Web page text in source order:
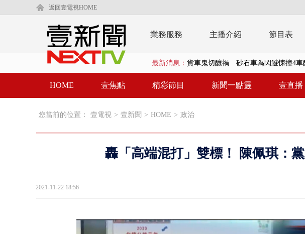
返回壹電視HOME
業務服務 主播介紹 節目表
最新消息： 貨車鬼切釀禍 砂石車為閃避悚撞4車
白海豚逼近...北市「颱風整備假」？
漢光42號演習第二日 防護關鍵基礎
HOME 壹焦點 精彩節目 新聞一點靈 壹直播
您當前的位置： 壹電視 > 壹新聞 > HOME > 政治
轟「高端混打」雙標！ 陳佩琪：
2021-11-22 18:56